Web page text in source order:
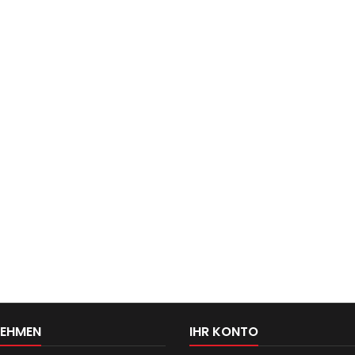
IHR KONTO